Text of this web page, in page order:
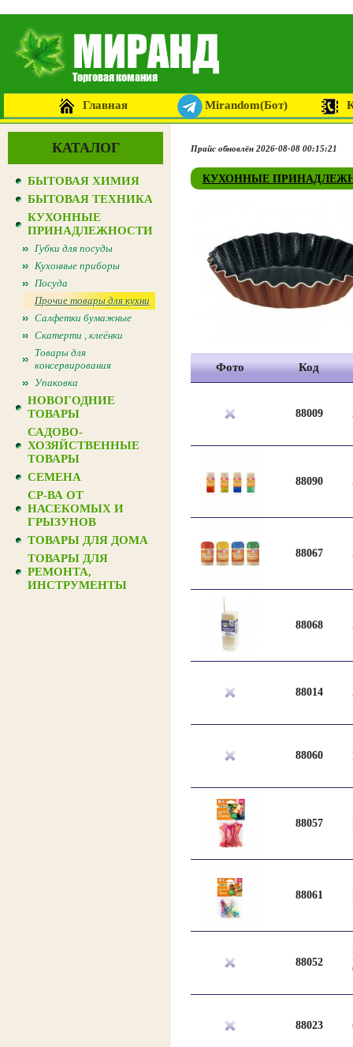
Главная Mirandom(Бот)
КАТАЛОГ
БЫТОВАЯ ХИМИЯ
БЫТОВАЯ ТЕХНИКА
КУХОННЫЕ
ПРИНАДЛЕЖНОСТИ
Губки для посуды
Кухонные приборы
Посуда
Прочие товары для кухни
Салфетки бумажные
Скатерти , клеёнки
Товары для
консервирования
Упаковка
НОВОГОДНИЕ
ТОВАРЫ
САДОВО-
ХОЗЯЙСТВЕННЫЕ
ТОВАРЫ
СЕМЕНА
СР-ВА ОТ
НАСЕКОМЫХ И
ГРЫЗУНОВ
ТОВАРЫ ДЛЯ ДОМА
ТОВАРЫ ДЛЯ
РЕМОНТА,
ИНСТРУМЕНТЫ
Прайс обновлён 2026-08-08 00:15:21
КУХОННЫЕ
Фото Код
88009
88090
88067
88068
88014
88060
88057
88061
88052
88023